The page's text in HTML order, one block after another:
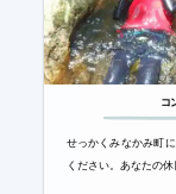
コ
せっかくみなかみ町
ください。あなたの